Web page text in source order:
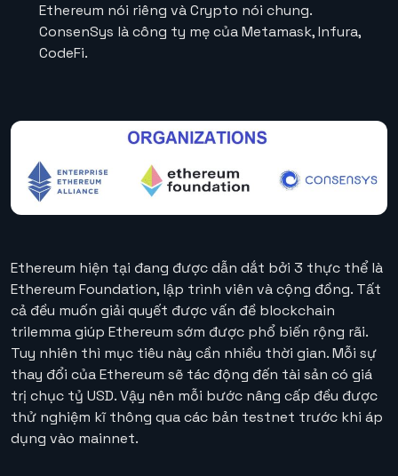
Ethereum nói riêng và Crypto nói chung.
ConsenSys là công ty mẹ của Metamask, Infura,
CodeFi.
Ethereum hiện tại đang được dẫn dắt bởi 3 thực thể là
Ethereum Foundation, lập trình viên và cộng đồng. Tất
cả đều muốn giải quyết được vấn đề blockchain
trilemma giúp Ethereum sớm được phổ biến rộng rãi.
Tuy nhiên thì mục tiêu này cần nhiều thời gian. Mỗi sự
thay đổi của Ethereum sẽ tác động đến tài sản có giá
trị chục tỷ USD. Vậy nên mỗi bước nâng cấp đều được
thử nghiệm kĩ thông qua các bản testnet trước khi áp
dụng vào mainnet.